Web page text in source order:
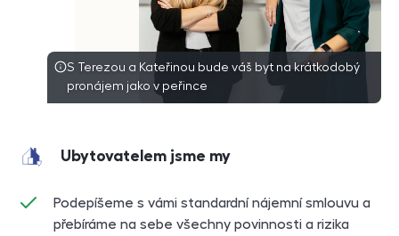
S Terezou a Kateřinou bude váš byt na krátkodobý
pronájem jako v peřince
Ubytovatelem jsme my
Podepíšeme s vámi standardní nájemní smlouvu a
přebíráme na sebe všechny povinnosti a rizika